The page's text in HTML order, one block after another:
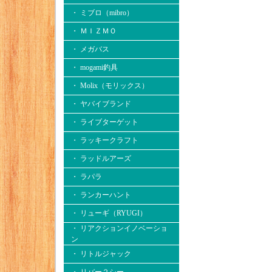
・ ミブロ（mibro）
・ ＭＩＺＭＯ
・ メガバス
・ mogami釣具
・ Molix（モリックス）
・ ヤバイブランド
・ ライブターゲット
・ ラッキークラフト
・ ラッドルアーズ
・ ラパラ
・ ランカーハント
・ リューギ（RYUGI）
・ リアクションイノベーショ
ン
・ リトルジャック